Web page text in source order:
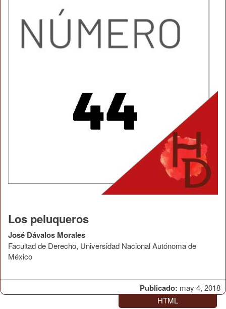
Publicado: may 4, 2018
Los peluqueros
José Dávalos Morales
Facultad de Derecho, Universidad Nacional Autónoma de
México
HTML